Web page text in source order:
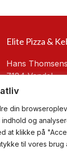
din
og
at klikke på
til vores brug
Elite Pizza &
Hans
7184 Vandel